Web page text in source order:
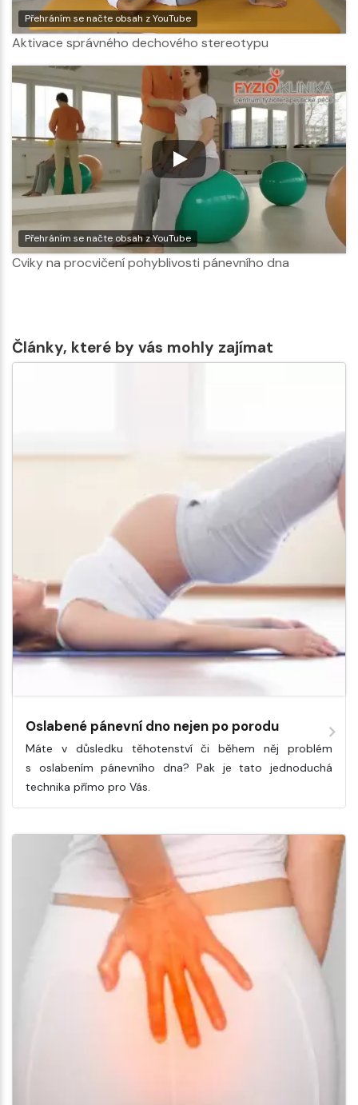
Přehráním se načte obsah z YouTube
Aktivace správného dechového stereotypu
Přehráním se načte obsah z YouTube
Cviky na procvičení pohyblivosti pánevního dna
Články, které by vás mohly zajímat
Oslabené pánevní dno nejen po porodu
Máte v důsledku těhotenství či během něj problém
s oslabením pánevního dna? Pak je tato jednoduchá
technika přímo pro Vás.